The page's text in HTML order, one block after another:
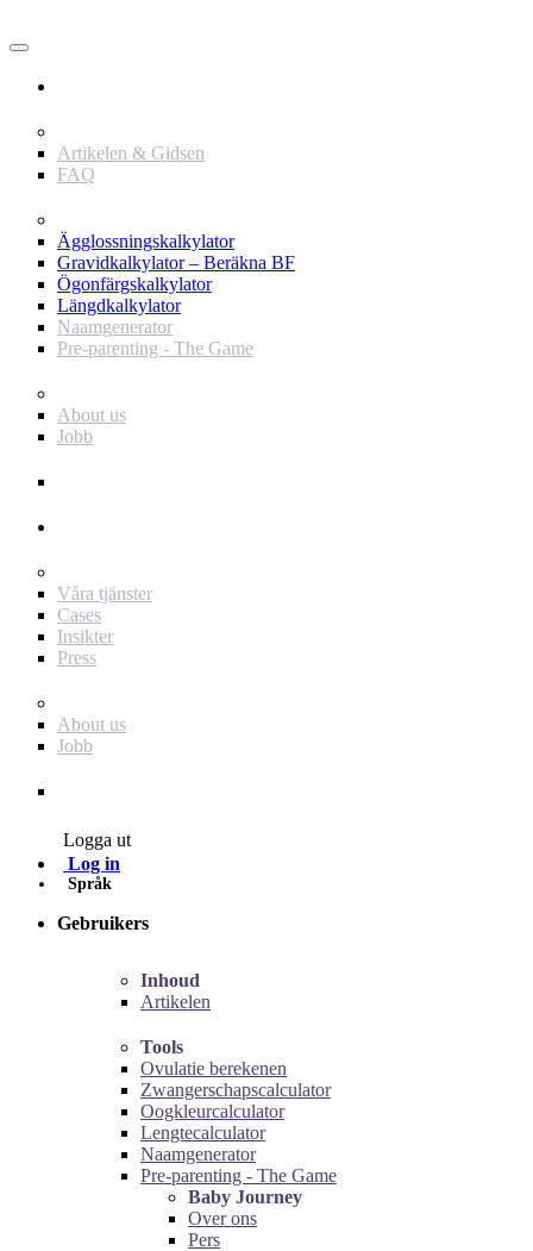
Artikelen & Gidsen
FAQ
Ägglossningskalkylator
Gravidkalkylator – Beräkna BF
Ögonfärgskalkylator
Längdkalkylator
Naamgenerator
Pre-parenting - The Game
About us
Jobb
Våra tjänster
Cases
Insikter
Press
About us
Jobb
Logga ut
Log in
Språk
Gebruikers
Inhoud
Artikelen
Tools
Ovulatie berekenen
Zwangerschapscalculator
Oogkleurcalculator
Lengtecalculator
Naamgenerator
Pre-parenting - The Game
Baby Journey
Over ons
Pers